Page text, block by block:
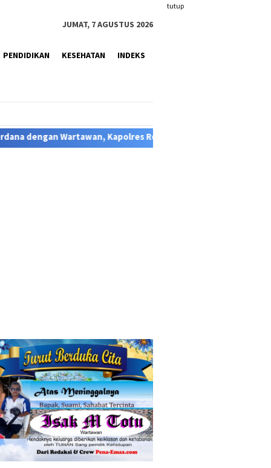
tutup
JUMAT, 7 AGUSTUS 2026
PENDIDIKAN KESEHATAN INDEKS
Rote Ndao, Buka Ruang Komunikasi dan Janjikan